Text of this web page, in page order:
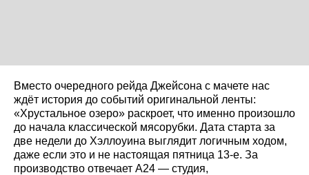
Вместо очередного рейда Джейсона с мачете нас
ждёт история до событий оригинальной ленты:
«Хрустальное озеро» раскроет, что именно произошло
до начала классической мясорубки. Дата старта за
две недели до Хэллоуина выглядит логичным ходом,
даже если это и не настоящая пятница 13-е. За
производство отвечает A24 — студия,